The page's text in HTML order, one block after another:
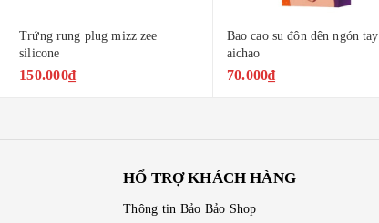
Trứng rung plug mizz zee
silicone
150.000₫
Bao cao su đôn dên ngón tay
aichao
70.000₫
HỔ TRỢ KHÁCH HÀNG
Thông tin Bảo Bảo Shop